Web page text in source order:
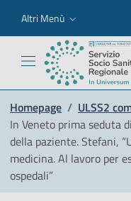
Altri Menù
Homepage / ULSS2
In Veneto prima seduta
della paziente. Stefani,
medicina. Al lavoro per
ospedali”